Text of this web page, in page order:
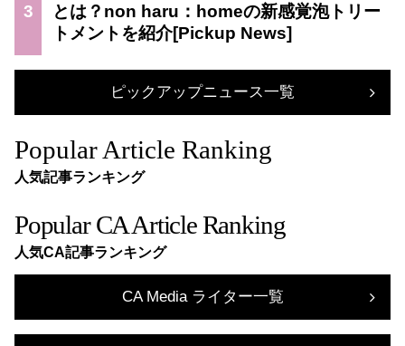
3
とは？non haru：homeの新感覚泡トリー
トメントを紹介
ピックアップニュース一覧
Popular Article Ranking
人気記事ランキング
Popular CA Article Ranking
人気CA記事ランキング
CA Media ライター一覧